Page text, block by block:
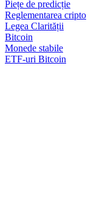
Piețe de predicție
Reglementarea cripto
Legea Clarității
Bitcoin
Monede stabile
ETF-uri Bitcoin